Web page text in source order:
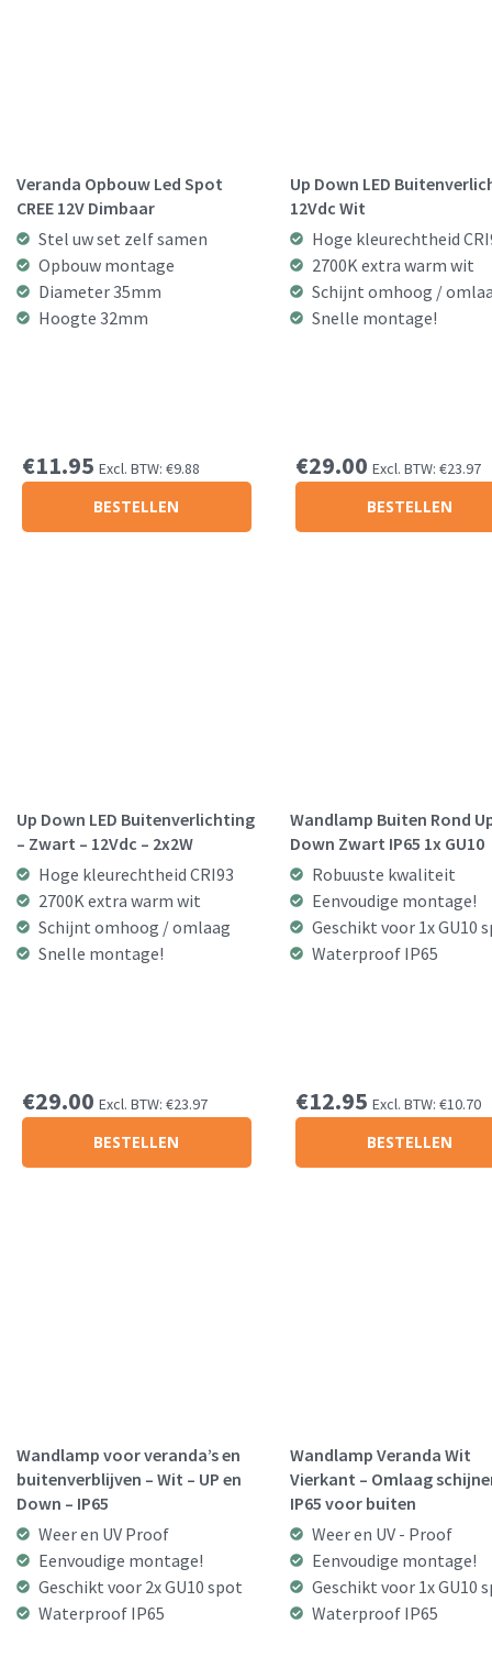
Veranda Opbouw Led Spot
CREE 12V Dimbaar
Stel uw set zelf samen
Opbouw montage
Diameter 35mm
Hoogte 32mm
€11.95 Excl. BTW: €9.88
BESTELLEN
Up Down LED
12Vdc Wit
Hoge kleurechtheid
2700K extra warm wit
Schijnt omhoog /
Snelle montage!
€29.00 Excl. BTW: €23.97
BESTELLEN
Up Down LED Buitenverlichting
– Zwart – 12Vdc – 2x2W
Hoge kleurechtheid CRI93
2700K extra warm wit
Schijnt omhoog / omlaag
Snelle montage!
€29.00 Excl. BTW: €23.97
BESTELLEN
Wandlamp Buiten Rond
Down Zwart IP65 1x GU10
Robuuste kwaliteit
Eenvoudige montage!
Geschikt voor 1x GU10
Waterproof IP65
€12.95 Excl. BTW: €10.70
BESTELLEN
Wandlamp voor veranda’s en
buitenverblijven – Wit – UP en
Down – IP65
Weer en UV Proof
Eenvoudige montage!
Geschikt voor 2x GU10 spot
Waterproof IP65
Wandlamp Veranda Wit
Vierkant – Omlaag
IP65 voor buiten
Weer en UV - Proof
Eenvoudige montage!
Geschikt voor 1x GU10
Waterproof IP65